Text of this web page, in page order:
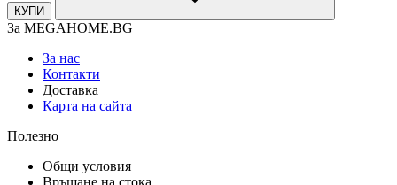
КУПИ
За MEGAHOME.BG
За нас
Контакти
Доставка
Карта на сайта
Полезно
Общи условия